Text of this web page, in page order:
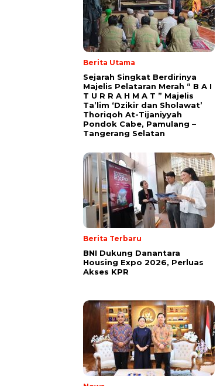
Berita Utama
Sejarah Singkat Berdirinya
Majelis Pelataran Merah “ B A I
T U R R A H M A T ” Majelis
Ta’lim ‘Dzikir dan Sholawat’
Thoriqoh At-Tijaniyyah
Pondok Cabe, Pamulang –
Tangerang Selatan
Berita Terbaru
BNI Dukung Danantara
Housing Expo 2026, Perluas
Akses KPR